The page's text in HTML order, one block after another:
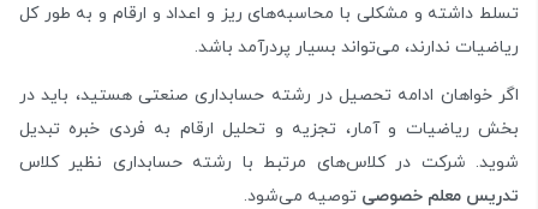
تسلط داشته و مشکلی با محاسبه‌های ریز و اعداد و ارقام و به طور کل
ریاضیات ندارند، می‌تواند بسیار پردرآمد باشد.
اگر خواهان ادامه تحصیل در رشته حسابداری صنعتی هستید، باید در
بخش ریاضیات و آمار، تجزیه و تحلیل ارقام به فردی خبره تبدیل
شوید. شرکت در کلاس‌های مرتبط با رشته حسابداری نظیر کلاس
تدریس معلم خصوصی توصیه می‌شود.